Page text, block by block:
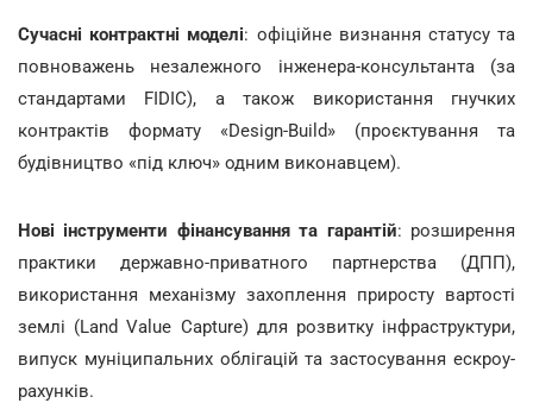
Сучасні контрактні моделі: офіційне визнання статусу та
повноважень незалежного інженера-консультанта (за
стандартами FIDIC), а також використання гнучких
контрактів формату «Design-Build» (проєктування та
будівництво «під ключ» одним виконавцем).
Нові інструменти фінансування та гарантій: розширення
практики державно-приватного партнерства (ДПП),
використання механізму захоплення приросту вартості
землі (Land Value Capture) для розвитку інфраструктури,
випуск муніципальних облігацій та застосування ескроу-
рахунків.